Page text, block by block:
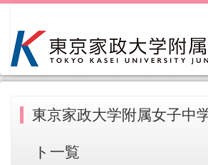
東京家政大学附属女子中
ト一覧